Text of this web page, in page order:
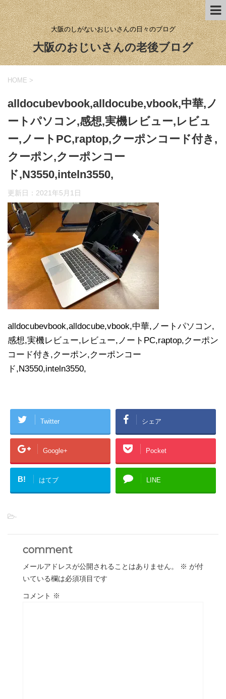
大阪のしがないおじいさんの日々のブログ
大阪のおじいさんの老後ブログ
HOME >
alldocubevbook,alldocube,vbook,中華,ノ
ートパソコン,感想,実機レビュー,レビュ
ー,ノートPC,raptop,クーポンコード付き,
クーポン,クーポンコー
ド,N3550,inteln3550,
更新日： 2021年5月1日
alldocubevbook,alldocube,vbook,中華,ノートパソコン,
感想,実機レビュー,レビュー,ノートPC,raptop,クーポン
コード付き,クーポン,クーポンコー
ド,N3550,inteln3550,
Twitter シェア
Google+ Pocket
B! はてブ LINE
-
comment
メールアドレスが公開されることはありません。 ※ が付
いている欄は必須項目です
コメント ※